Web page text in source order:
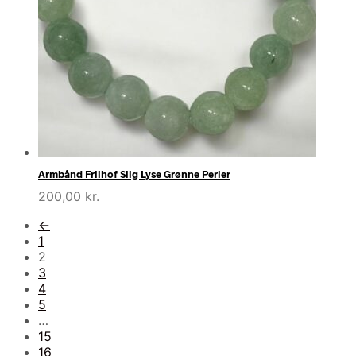
Armbånd Friihof Siig Lyse Grønne Perler
200,00 kr.
←
1
2
3
4
5
…
15
16